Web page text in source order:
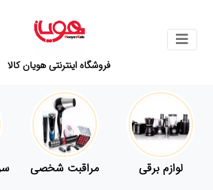
فروشگاه اینترنتی هویان کالا
محصولات
قوانین
سایت
ارتباطلوازم برقی مراقبت شخصی